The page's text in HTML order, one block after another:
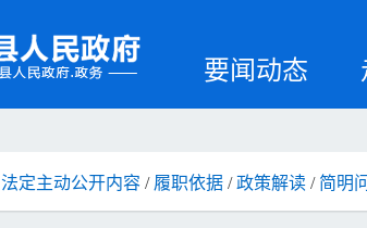
要闻动态
法定主动公开内容 / 履职依据 /政策解读 / 简明